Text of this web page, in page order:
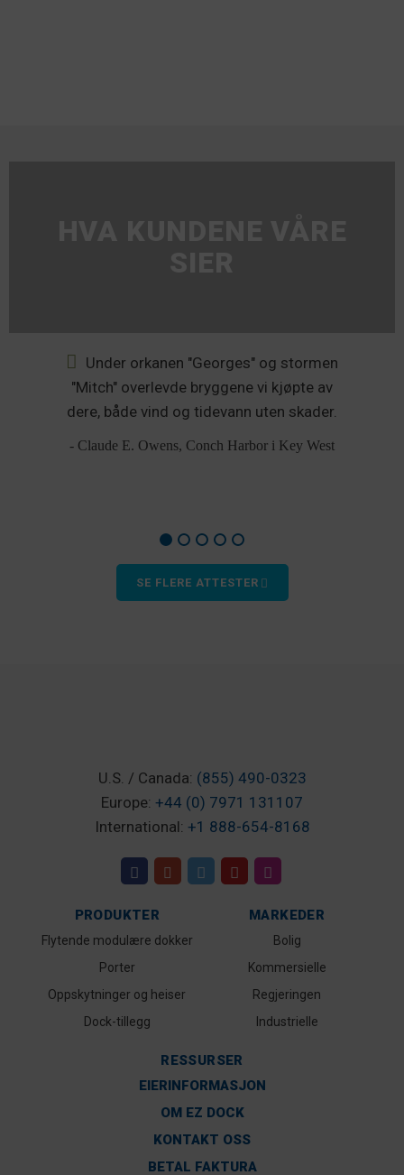
Under orkanen "Georges" og stormen
"Mitch" overlevde bryggene vi kjøpte av
dere, både vind og tidevann uten skader.
- Claude E. Owens, Conch Harbor i Key West
SE FLERE ATTESTER
U.S. / Canada: (855) 490-0323
Europe: +44 (0) 7971 131107
International: +1 888-654-8168
PRODUKTER
Flytende modulære dokker
Porter
Oppskytninger og heiser
Dock-tillegg
MARKEDER
Bolig
Kommersielle
Regjeringen
Industrielle
RESSURSER
EIERINFORMASJON
OM EZ DOCK
KONTAKT OSS
BETAL FAKTURA